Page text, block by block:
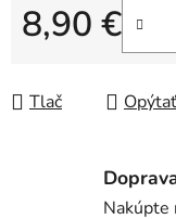
8,90 €
Jednotková cena:
Tlač
Nakúpte